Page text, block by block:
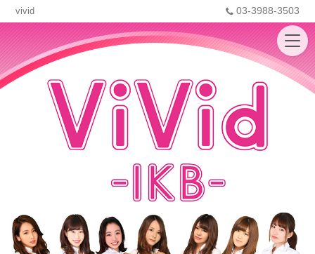
vivid 03-3988-3503